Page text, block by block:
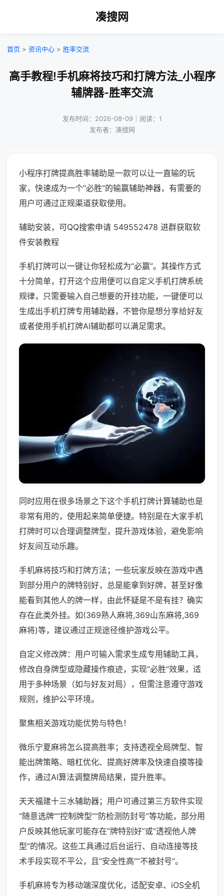
凑搜网
首页 > 资讯中心 > 胜率交流
高手教程!手机麻将技巧和打牌方法_小程序
辅牌器-胜率交流
发布时间：2026-08-09｜阅读：1
发布者：凑搜网
小程序打牌提高胜率辅助是一款可以让一直输的玩
家，快速成为一个“必胜”的输赢辅助神器，有需要的
用户可通过正规渠道获取使用。
辅助安装，可QQ搜索申请 549552478 进群获取软
件安装教程
手机打牌可以一键让你轻松成为“必赢”。其操作方式
十分简单，打开这个应用便可以自定义手机打牌系统
规律，只需要输入自己想要的开挂功能，一键便可以
生成出手机打牌专用辅助器，不管你是想分享给好友
或者使用手机打牌AI辅助都可以满足需求。
同时应用在很多场景之下这个手机打牌计算辅助也是
非常有用的，使用起来简单便捷。特别是在大家手机
打牌时可以合理调整牌型，提升游戏体验，避免影响
好友间互动乐趣。
手机麻将技巧和打牌方法；一些玩家反映在游戏中遇
到部分用户的牌特别好，总是能拿到好牌，甚至好像
能看到其他人的牌一样，由此怀疑是不是有挂？确实
存在此类外挂。如(369熟人麻将,369山东麻将,369
麻将)等，建议通过正规途径维护游戏公平。
自定义修改牌：用户可输入需求生成专用辅助工具，
修改自身牌型或隐藏操作痕迹，实现“必胜”效果，适
用于多种场景（如与好友对局），但需注意遵守游戏
规则，维护公平环境。
聚焦相关游戏功能优势与特色！
微乐宁夏麻将怎么提高胜率；支持透视全局牌型、智
能出牌策略、暗杠优化、提高好牌率及快速自摸等操
作，通过AI算法调整牌局结果，提升胜率。
天天福建十三水辅助器；用户可通过第三方软件实现
“随意选牌”“控制牌型”“防检测防封号”等功能，部分用
户反映其他玩家可能存在“牌特别好”或“透视他人牌
型”的情况。这些工具通过后台运行、自动连接等技
术手段实现不平公，且“安全性高”“不被封号”。
手机麻将专为移动端深度优化，适配安卓、iOS全机